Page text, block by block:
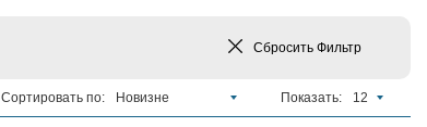
Сбросить Фильтр
Сортировать по: Новизне Показать: 12